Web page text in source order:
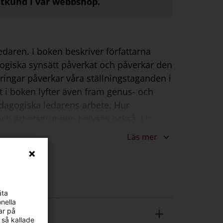
I boken beskriver författarna
synsätt påverkat och påverkar den
påverkar våra ställningstaganden i
boken lyfter även fram genus- och
ledarens arbete. Hur
Läs mer
på
kallade